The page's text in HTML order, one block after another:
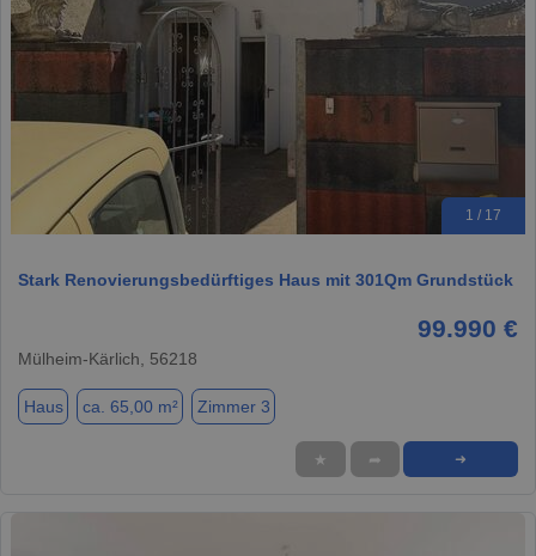
1 / 17
Stark Renovierungsbedürftiges Haus mit 301Qm Grundstück
99.990 €
Mülheim-Kärlich, 56218
Haus ca. 65,00 m² Zimmer 3
★ ➦ ➜